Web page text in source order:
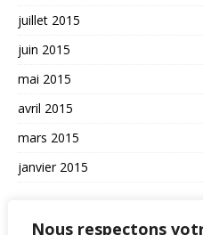
Nous respectons
juillet 2015
juin 2015
mai 2015
avril 2015
mars 2015
janvier 2015